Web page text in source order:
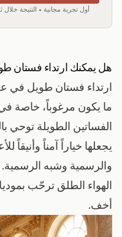
أول تجربة مجانية • النتيجة خلال
هل يمكنك ارتداء
ارتداء فستان طويل في
ما يكون مرغوباً، خاصة في
الفساتين الطويلة توحي
يجعلها خياراً آمناً وأنيقاً
والرسمية وشبه
الهواء الطلق ترحّب
أخف.